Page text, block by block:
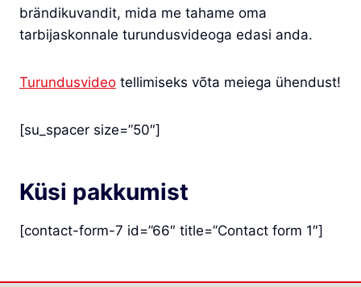
brändikuvandit, mida me tahame oma
tarbijaskonnale turundusvideoga edasi anda.
Turundusvideo tellimiseks võta meiega ühendust!
[su_spacer size=”50″]
Küsi pakkumist
[contact-form-7 id=”66″ title=”Contact form 1″]